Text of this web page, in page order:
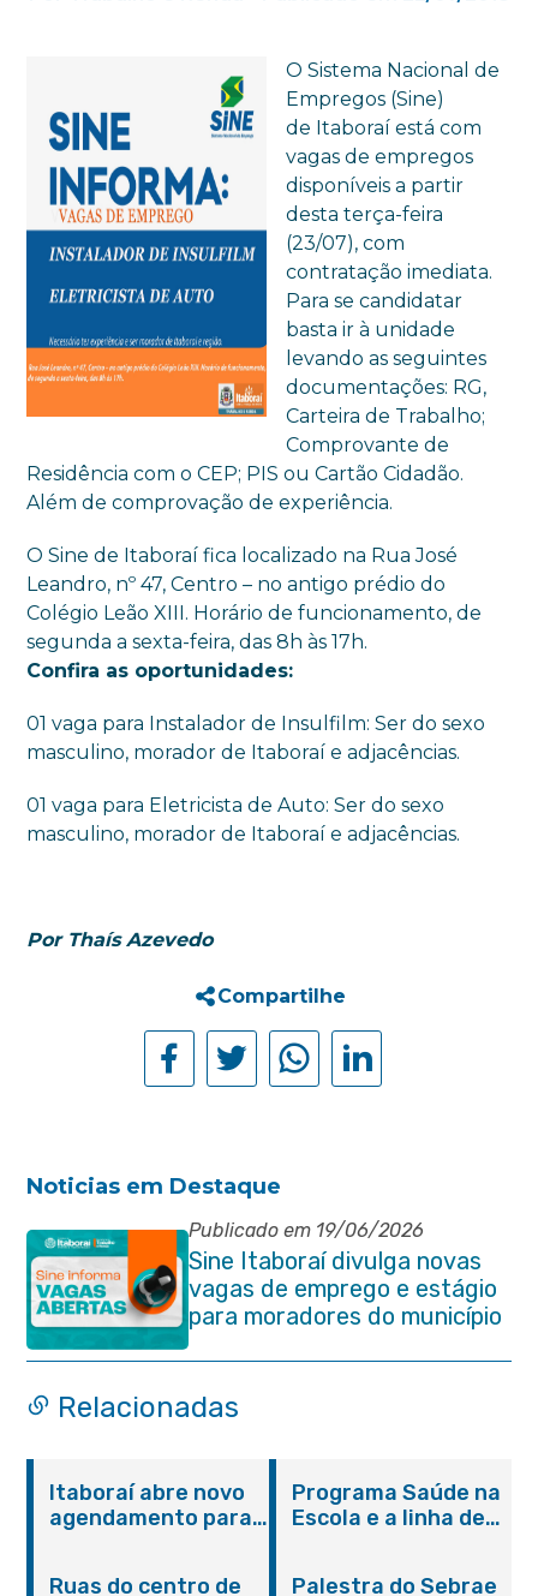
O Sistema Nacional de
Empregos (Sine)
de Itaboraí está com
vagas de empregos
disponíveis a partir
desta terça-feira
(23/07), com
contratação imediata.
Para se candidatar
basta ir à unidade
levando as seguintes
documentações: RG,
Carteira de Trabalho;
Comprovante de
Residência com o CEP; PIS ou Cartão Cidadão.
Além de comprovação de experiência.
O Sine de Itaboraí fica localizado na Rua José
Leandro, nº 47, Centro – no antigo prédio do
Colégio Leão XIII. Horário de funcionamento, de
segunda a sexta-feira, das 8h às 17h.
Confira as oportunidades:
01 vaga para Instalador de Insulfilm: Ser do sexo
masculino, morador de Itaboraí e adjacências.
01 vaga para Eletricista de Auto: Ser do sexo
masculino, morador de Itaboraí e adjacências.
Por Thaís Azevedo
Compartilhe
Noticias em Destaque
Publicado em 19/06/2026
Sine Itaboraí divulga novas
vagas de emprego e estágio
para moradores do município
Relacionadas
Itaboraí abre novo
agendamento para
Programa Saúde na
Escola e a linha de
Ruas do centro de
Palestra do Sebrae